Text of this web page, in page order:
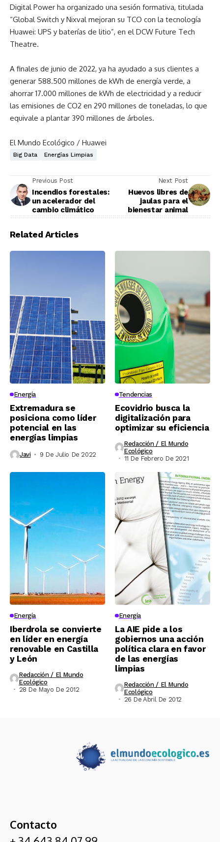
Digital Power ha organizado una sesión formativa, titulada
“Global Switch y Nixval mejoran su TCO con la tecnología
Huawei: UPS y baterías de litio”, en el DCW Future Tech
Theatre.
A finales de junio de 2022, ya ha ayudado a sus clientes a
generar 588.500 millones de kWh de energía verde, a
ahorrar 17.000 millones de kWh de electricidad y a reducir
las emisiones de CO2 en 290 millones de toneladas, lo que
equivale a plantar 390 millones de árboles.
El Mundo Ecológico / Huawei
Big Data Energías Limpias
Previous Post
Incendios forestales:
un acelerador del
cambio climático
Next Post
Huevos libres de
jaulas para el
bienestar animal
Related Articles
Energía
Extremadura se
posiciona como líder
potencial en las
energías limpias
Javi 9 De Julio De 2022
Tendencias
Ecovidrio busca la
digitalización para
optimizar su eficiencia
Redacción / El Mundo
Ecológico
11 De Febrero De 2021
Energía
Iberdrola se convierte
en líder en energía
renovable en Castilla
y León
Redacción / El Mundo
Ecológico
28 De Mayo De 2012
Energía
La AIE pide a los
gobiernos una acción
política clara en favor
de las energías
limpias
Redacción / El Mundo
Ecológico
26 De Abril De 2012
Contacto